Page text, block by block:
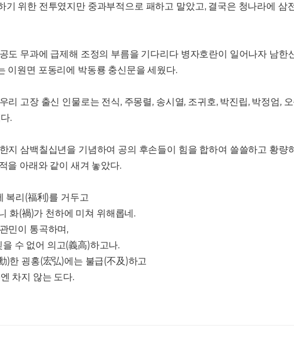
위한 전투였지만 중과부적으로 패하고 말았고, 결국은 청나라에 삼
도 무과에 급제해 조정의 부름을 기다리다 병자호란이 일어나자 남한
이원면 포동리에 박동룡 충신문을 세웠다.
고장 출신 인물로는 전식, 주몽렬, 송시열, 조귀호, 박진립, 박정엄,
.
삼백칠십년을 기념하여 공의 후손들이 힘을 합하여 쓸쓸하고 황량
을 아래와 같이 새겨 놓았다.
복리(福利)를 거두고
화(禍)가 천하에 미쳐 위해롭네.
민이 통곡하며,
수 없어 의고(義高)하고나.
)한 굉홍(宏弘)에는 불급(不及)하고
차지 않는 도다.